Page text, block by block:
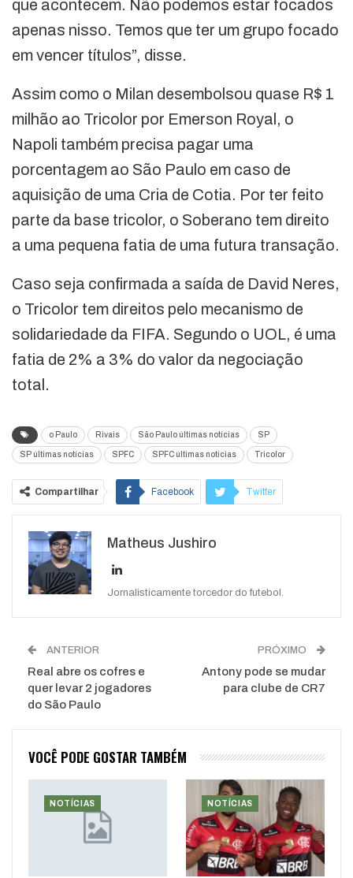
que acontecem. Não podemos estar focados
apenas nisso. Temos que ter um grupo focado
em vencer títulos”, disse.
Assim como o Milan desembolsou quase R$ 1
milhão ao Tricolor por Emerson Royal, o
Napoli também precisa pagar uma
porcentagem ao São Paulo em caso de
aquisição de uma Cria de Cotia. Por ter feito
parte da base tricolor, o Soberano tem direito
a uma pequena fatia de uma futura transação.
Caso seja confirmada a saída de David Neres,
o Tricolor tem direitos pelo mecanismo de
solidariedade da FIFA. Segundo o UOL, é uma
fatia de 2% a 3% do valor da negociação
total.
o Paulo Rivais São Paulo últimas notícias SP
SP últimas notícias SPFC SPFC últimas notícias Tricolor
Compartilhar Facebook Twitter
WhatsApp
Matheus Jushiro
Jornalisticamente torcedor do futebol.
ANTERIOR
Real abre os cofres e
quer levar 2 jogadores
do São Paulo
PRÓXIMO
Antony pode se mudar
para clube de CR7
VOCÊ PODE GOSTAR TAMBÉM
NOTÍCIAS NOTÍCIAS